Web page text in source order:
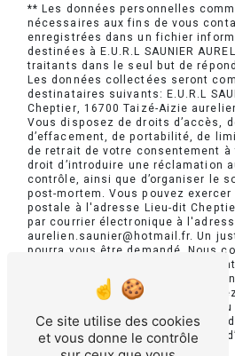
** Les données personnelles
nécessaires aux fins de vous
enregistrées dans un fichier
destinées à E.U.R.L SAUNIER
traitants dans le seul but de
Les données collectées seront
destinataires suivants: E.U.R.L
Cheptier, 16700 Taizé-Aizie
Vous disposez de droits d’accès,
d’effacement, de portabilité, de
de retrait de votre consentement à
droit d’introduire une réclamation
contrôle, ainsi que d’organiser le
post-mortem. Vous pouvez
postale à l'adresse Lieu-dit
par courrier électronique à
aurelien.saunier@hotmail.fr. Un
pourra vous être demandé. Nous
pendant la période de prise de
durée de prescription légale aux
gestion des contentieux. Vous
inscrire sur la liste d'opposition
téléphonique, disponible à cette
Consultez le site cnil.fr pour plus
droits.
Ce site utilise des cookies
et vous donne le contrôle